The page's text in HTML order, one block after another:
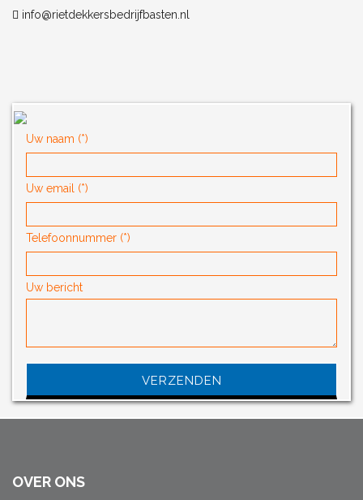
info@rietdekkersbedrijfbasten.nl
Uw naam (*)
Uw email (*)
Telefoonnummer (*)
Uw bericht
Gelieve dit veld leeg te laten.
OVER ONS